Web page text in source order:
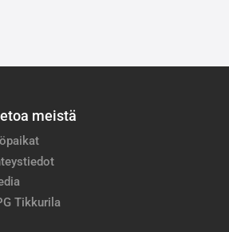
meistä
Tikkurila